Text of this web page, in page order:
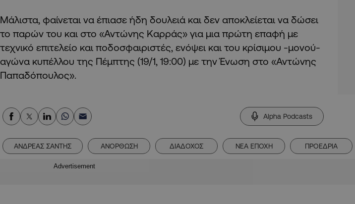
Μάλιστα, φαίνεται να έπιασε ήδη δουλειά και δεν αποκλείεται να δώσει
το παρών του και στο «Αντώνης Καρράς» για μια πρώτη επαφή με
τεχνικό επιτελείο και ποδοσφαιριστές, ενόψει και του κρίσιμου -μονού-
αγώνα κυπέλλου της Πέμπτης (19/1, 19:00) με την Ένωση στο «Αντώνης
Παπαδόπουλος».
Alpha Podcasts
ΑΝΔΡΕΑΣ ΣΑΝΤΗΣ ΑΝΟΡΘΩΣΗ ΔΙΑΔΟΧΟΣ ΝΕΑ ΕΠΟΧΗ ΠΡΟΕΔΡΙΑ
Advertisement